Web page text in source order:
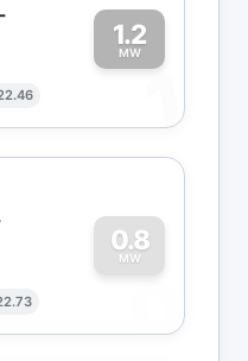
1.2
MW
1
0.8
MW
0